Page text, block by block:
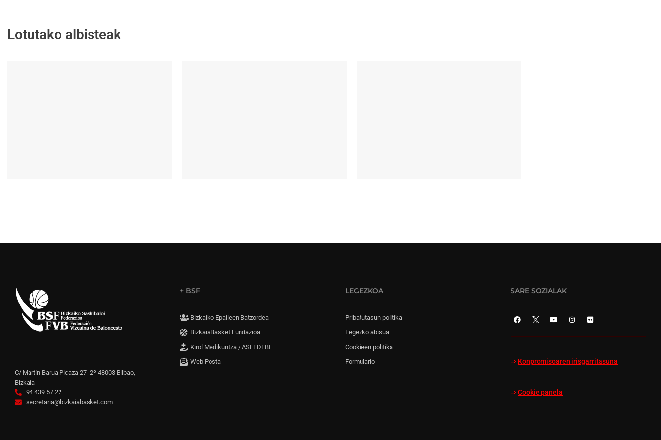
Lotutako albisteak
C/ Martín Barua Picaza 27- 2º 48003 Bilbao,
Bizkaia
94 439 57 22
secretaria@bizkaiabasket.com
+ BSF
Bizkaiko Epaileen Batzordea
BizkaiaBasket Fundazioa
Kirol Medikuntza / ASFEDEBI
Web Posta
LEGEZKOA
Pribatutasun politika
Legezko abisua
Cookieen politika
Formulario
SARE SOZIALAK
⇒ Konpromisoaren irisgarritasuna
⇒ Cookie panela